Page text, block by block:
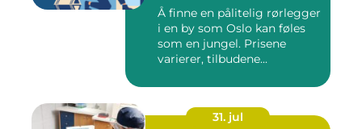
Å finne en pålitelig rørlegger
i en by som Oslo kan føles
som en jungel. Prisene
varierer, tilbudene...
31. jul